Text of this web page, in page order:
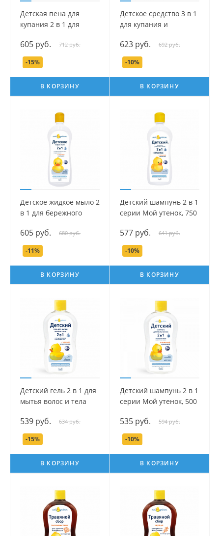
Детская пена для
купания 2 в 1 для
серии Мой утенок, 750
мл.
605 руб. 712 руб.
-15%
В КОРЗИНУ
Детское средство 3 в 1
для купания и
Мой утенок, 750 мл.
623 руб. 692 руб.
-10%
В КОРЗИНУ
Детское жидкое мыло 2
в 1 для бережного
утенок, 750 мл.
605 руб. 680 руб.
-11%
В КОРЗИНУ
Детский шампунь 2 в 1
серии Мой утенок, 750
577 руб. 641 руб.
-10%
В КОРЗИНУ
Детский гель 2 в 1 для
мытья волос и тела
мл.
539 руб. 634 руб.
-15%
В КОРЗИНУ
Детский шампунь 2 в 1
серии Мой утенок, 500
535 руб. 594 руб.
-10%
В КОРЗИНУ